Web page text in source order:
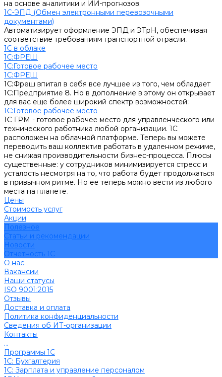
на основе аналитики и ИИ-прогнозов.
1С-ЭПД (Обмен электронными перевозочными
документами)
Автоматизирует оформление ЭПД и ЭТрН, обеспечивая
соответствие требованиям транспортной отрасли.
1С в облаке
1С:ФРЕШ
1C:Готовое рабочее место
1С:ФРЕШ
1С:Фреш впитал в себя все лучшее из того, чем обладает
1С:Предприятие 8. Но в дополнение в этому он открывает
для вас еще более широкий спектр возможностей:
1C:Готовое рабочее место
1С ГРМ - готовое рабочее место для управленческого или
технического работника любой организации. 1С
расположен на облачной платформе. Теперь вы можете
переводить ваш коллектив работать в удаленном режиме,
не снижая производительности бизнес-процесса. Плюсы
существенные: у сотрудников минимизируется стресс и
усталость несмотря на то, что работа будет продолжаться
в привычном ритме. Но ее теперь можно вести из любого
места на планете.
Цены
Стоимость услуг
Акции
Полезное
Cтатьи и рекомендации
Новости
Отчетность 1С
О нас
Вакансии
Наши статусы
ISO 9001:2015
Отзывы
Доставка и оплата
Политика конфиденциальности
Сведения об ИТ-организации
Контакты
...
Программы 1С
1C: Бухгалтерия
1С: Зарплата и управление персоналом